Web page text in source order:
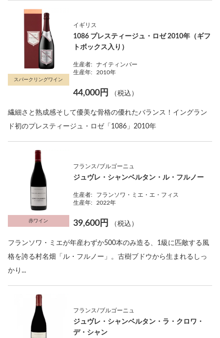
スパークリングワイン
イギリス
1086 プレスティージュ・ロゼ 2010年（ギフ
トボックス入り）
生産者:
ナイティンバー
生産年:
2010年
44,000円 （税込）
繊細さと熟成感そして優美な骨格の優れたバランス！イングラン
ド初のプレスティージュ・ロゼ「1086」2010年
赤ワイン
フランス/ブルゴーニュ
ジュヴレ・シャンベルタン・ル・フルノー
生産者:
フランソワ・ミエ・エ・フィス
生産年:
2022年
39,600円 （税込）
フランソワ・ミエが年産わずか500本のみ造る、1級に匹敵する風
格を誇る村名畑「ル・フルノー」。古樹ブドウから生まれるしっ
かり...
フランス/ブルゴーニュ
ジュヴレ・シャンベルタン・ラ・クロワ・
デ・シャン